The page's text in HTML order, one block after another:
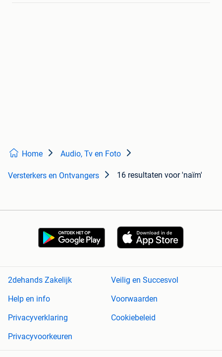
Home Audio, Tv en Foto
Versterkers en Ontvangers 16 resultaten voor 'naïm'
2dehands Zakelijk
Veilig en Succesvol
Help en info
Voorwaarden
Privacyverklaring
Cookiebeleid
Privacyvoorkeuren